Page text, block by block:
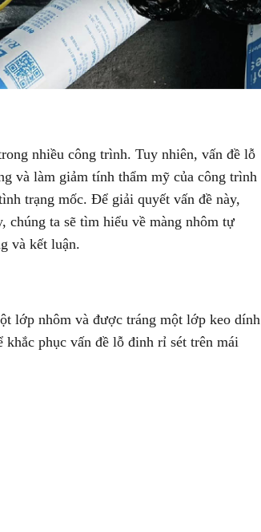
nhiều công trình. Tuy nhiên, vấn đề lỗ
và làm giảm tính thẩm mỹ của công trình
trạng mốc. Để giải quyết vấn đề này,
chúng ta sẽ tìm hiểu về màng nhôm tự
và kết luận.
lớp nhôm và được tráng một lớp keo dính
phục vấn đề lỗ đinh rỉ sét trên mái